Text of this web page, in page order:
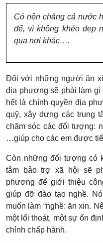
Có nên chăng cả nước
để, vì không khéo dẹp
qua nơi khác….
Đối với những người ăn
địa phương sẽ phải làm
hết là chính quyền địa
quỹ, xây dựng các trung
chăm sóc các đối tượng:
…giúp cho các em được
Còn những đối tượng có
tâm bảo trợ xã hội sẽ
phương để giới thiệu
giúp đỡ đào tạo nghề.
muốn làm “nghề: ăn xin.
một lối thoát, một sự ổn
chỉnh chấp hành.